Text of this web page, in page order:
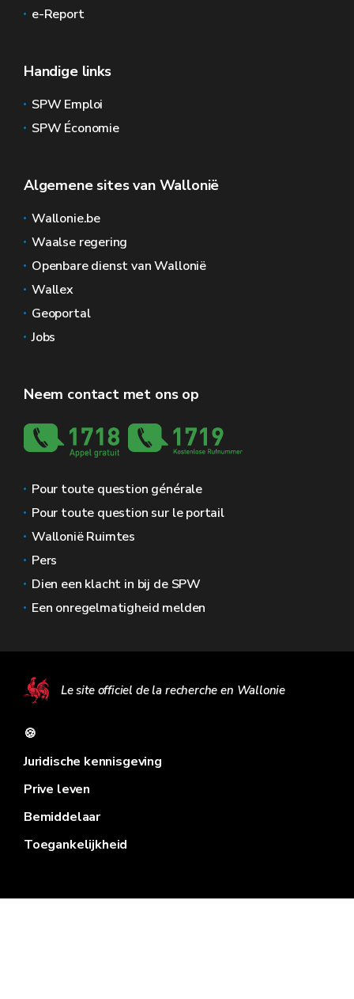
e-Report
Handige links
SPW Emploi
SPW Économie
Algemene sites van Wallonië
Wallonie.be
Waalse regering
Openbare dienst van Wallonië
Wallex
Geoportal
Jobs
Neem contact met ons op
Pour toute question générale
Pour toute question sur le portail
Wallonië Ruimtes
Pers
Dien een klacht in bij de SPW
Een onregelmatigheid melden
Le site officiel de la recherche en Wallonie
🍪
Juridische kennisgeving
Prive leven
Bemiddelaar
Toegankelijkheid